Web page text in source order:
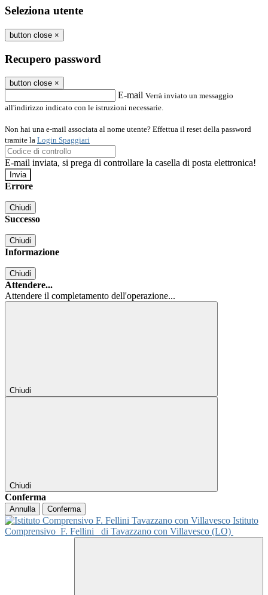
Seleziona utente
button close ×
Recupero password
button close ×
E-mail Verrà inviato un messaggio
all'indirizzo indicato con le istruzioni necessarie.
Non hai una e-mail associata al nome utente? Effettua il reset della password
tramite la Login Spaggiari
E-mail inviata, si prega di controllare la casella di posta elettronica!
Errore
Chiudi
Successo
Chiudi
Informazione
Chiudi
Attendere...
Attendere il completamento dell'operazione...
Chiudi
Chiudi
Conferma
Annulla Conferma
Istituto
Comprensivo F. Fellini di Tavazzano con Villavesco (LO)